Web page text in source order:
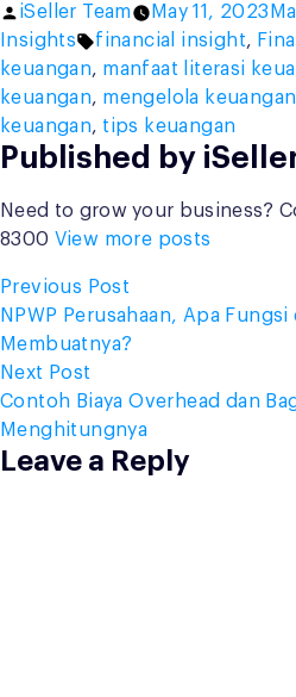
Posted
by
iSeller Team May 11, 2023
Insights
Tags:
financial insight,
keuangan, manfaat literasi
keuangan, mengelola keuangan
keuangan, tips keuangan
Published by
Need to grow your business?
8300 View more posts
Post
navigation
Previous Post
post:
NPWP Perusahaan, Apa Fungsi
Membuatnya?
Next Post
post:
Contoh Biaya Overhead dan
Menghitungnya
Leave a Reply